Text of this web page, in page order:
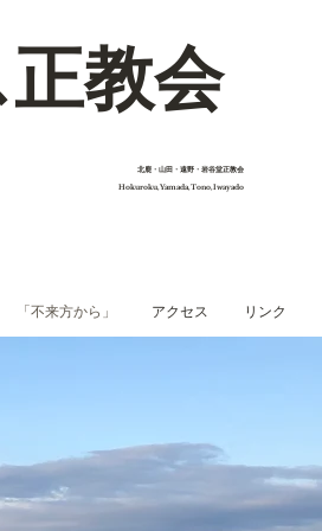
教会
​北鹿・山田・遠野・岩谷堂正教会
Hokuroku,Yamada,Tono,Iwayado
「不来方から」 アクセス リンク